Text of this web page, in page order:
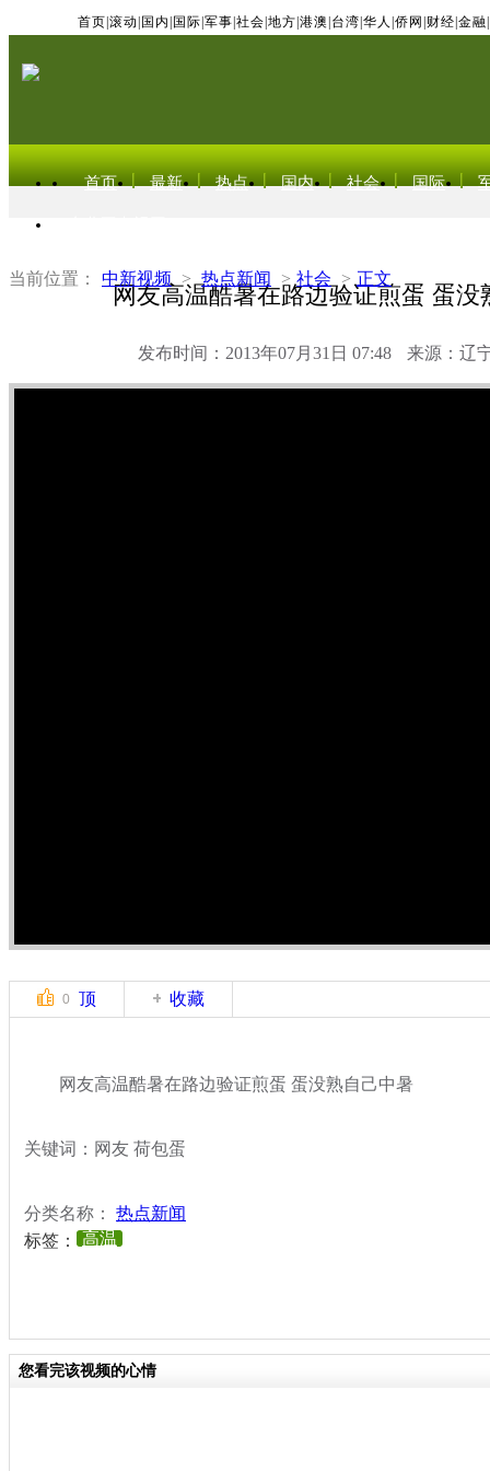
首页 滚动 国内 国际 军事 社会 地方 港澳 台湾 华人 侨网 财经 金融
首页 最新 热点 国内 社会 国际
当前位置： 中新视频 > 热点新闻 > 社会 > 正文
网友高温酷暑在路边验证煎蛋 蛋没
发布时间：2013年07月31日 07:48 来源：辽
0 顶 收藏
网友高温酷暑在路边验证煎蛋 蛋没熟自己中暑
关键词：网友 荷包蛋
分类名称： 热点新闻
标签：
高温
您看完该视频的心情